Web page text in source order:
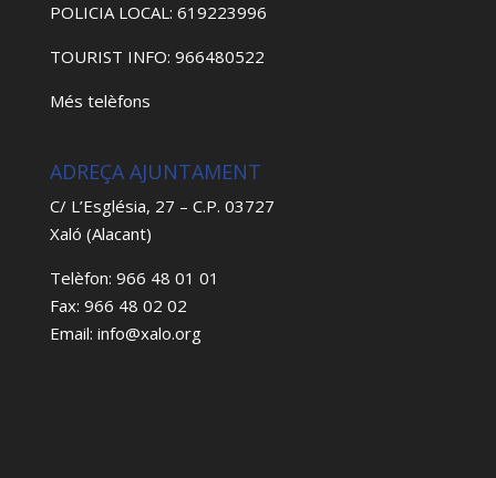
POLICIA LOCAL: 619223996
TOURIST INFO: 966480522
Més telèfons
ADREÇA AJUNTAMENT
C/ L’Església, 27 – C.P. 03727
Xaló (Alacant)
Telèfon: 966 48 01 01
Fax: 966 48 02 02
Email: info@xalo.org